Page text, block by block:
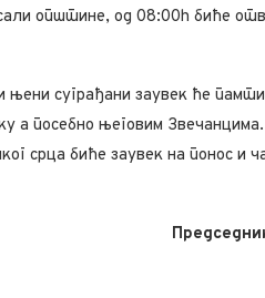
општине, од 08:00h биће
суграђани заувек ће
а посебно његовим Звечанцима.
срца биће заувек на понос и